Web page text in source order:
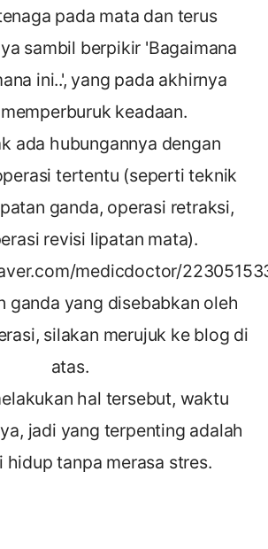
pada mata dan terus
sambil berpikir 'Bagaimana
ini..', yang pada akhirnya
keadaan.
ada hubungannya dengan
tertentu (seperti teknik
ganda, operasi retraksi,
revisi lipatan mata).
medicdoctor/
ganda yang disebabkan oleh
silakan merujuk ke blog di
atas.
hal tersebut, waktu
jadi yang terpenting adalah
hidup tanpa merasa stres.